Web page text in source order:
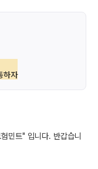
하자
민트" 입니다. 반갑습니